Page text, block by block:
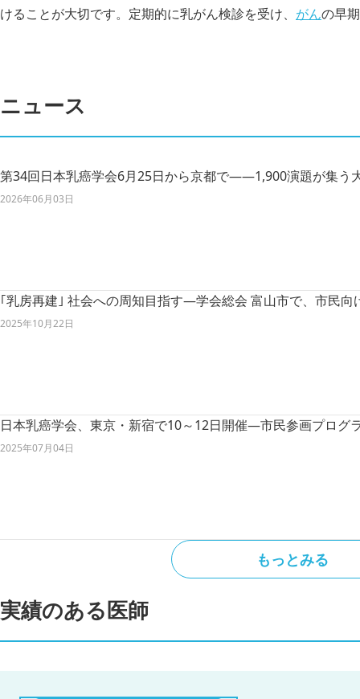
けることが大切です。定期的に乳がん検診を受け、 がんの早
ニュース
第34回日本乳癌学会6月25日から京都で――1,900演題が集う
2026年06月03日
｢乳房再建｣ 社会への周知目指す―学会総会 富山市で、市民向
2025年10月22日
日本乳癌学会、東京・新宿で10～12日開催―市民参画プログ
2025年07月04日
もっとみる
実績のある医師